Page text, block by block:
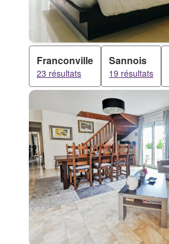
Franconville
23 résultats
Sannois
19 résultats